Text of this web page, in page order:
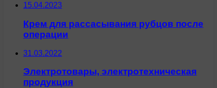
15.04.2023
Крем для рассасывания рубцов после
операции
31.03.2022
Электротовары, электротехническая
продукция